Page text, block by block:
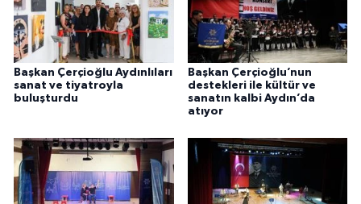
Başkan Çerçioğlu Aydınlıları
sanat ve tiyatroyla
buluşturdu
Başkan Çerçioğlu’nun
destekleri ile kültür ve
sanatın kalbi Aydın’da
atıyor